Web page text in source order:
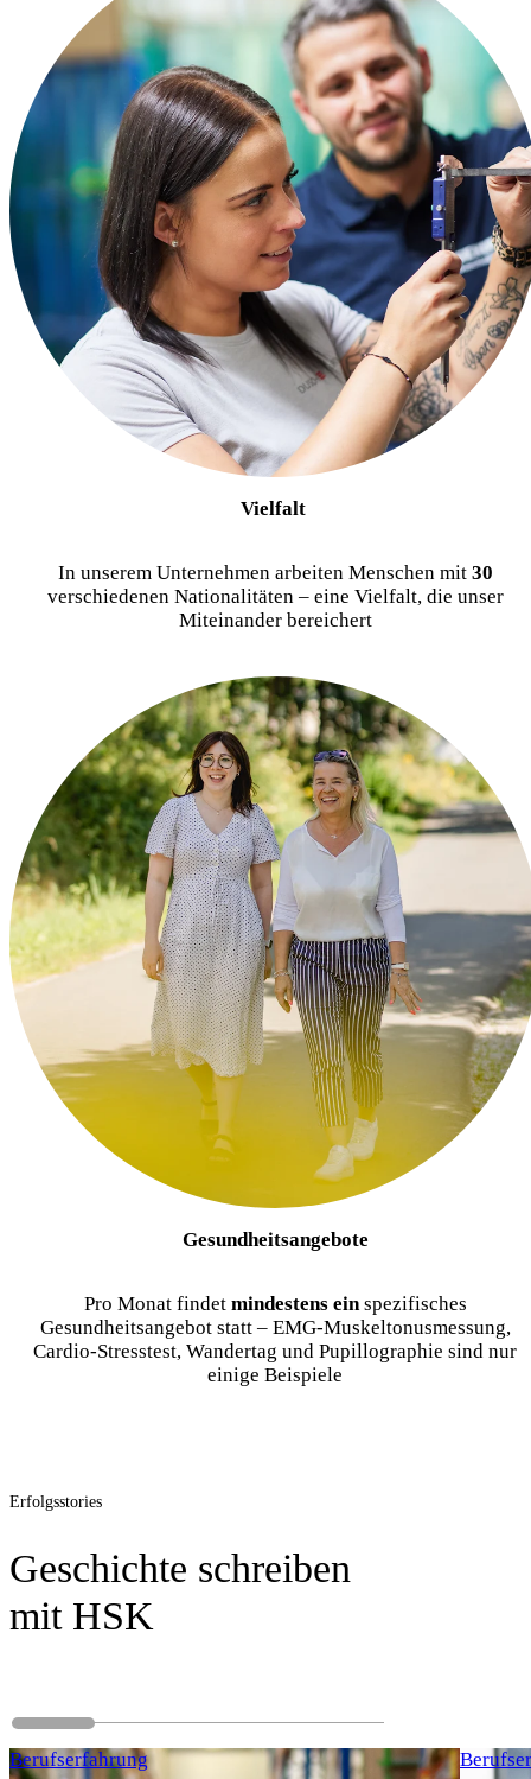
Vielfalt
In unserem Unternehmen arbeiten Menschen mit 30
verschiedenen Nationalitäten – eine Vielfalt, die unser
Miteinander bereichert
Gesundheitsangebote
Pro Monat findet mindestens einspezifisches
Gesundheitsangebot statt – EMG-Muskeltonusmessung,
Cardio-Stresstest, Wandertag und Pupillographie sind nur
einige Beispiele
Erfolgsstories
Geschichte schreiben
mit HSK
Berufserfahrung